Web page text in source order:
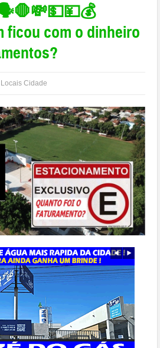
ficou com o dinheiro
Locais Cidade